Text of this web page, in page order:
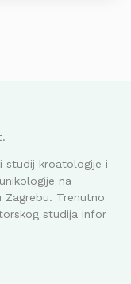
studij kroatologije i
na
Zagrebu. Trenutno
studija infor